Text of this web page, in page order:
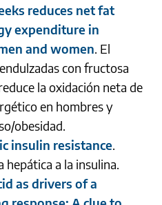
reduces net fat
expenditure in
and women. El
con fructosa
la oxidación neta de
en hombres y
obesidad.
insulin resistance.
hepática a la insulina.
as drivers of a